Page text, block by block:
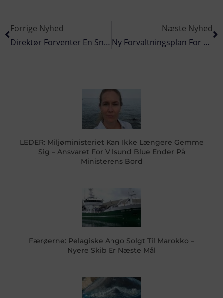
Forrige Nyhed
Direktør Forventer En Snarlig Handelsaftale Mellem Grønland Og UK
Næste Nyhed
Ny Forvaltningsplan For Skarv Giver Mulighed For Regulering
LEDER: Miljøministeriet Kan Ikke Længere Gemme
Sig – Ansvaret For Vilsund Blue Ender På
Ministerens Bord
Færøerne: Pelagiske Ango Solgt Til Marokko –
Nyere Skib Er Næste Mål